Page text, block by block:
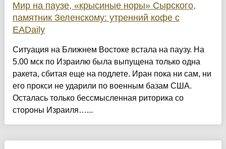
Мир на паузе, «крысиные норы» Сырского,
памятник Зеленскому: утренний кофе с
EADaily
Ситуация на Ближнем Востоке встала на паузу. На
5.00 мск по Израилю была выпущена только одна
ракета, сбитая еще на подлете. Иран пока ни сам, ни
его прокси не ударили по военным базам США.
Осталась только бессмысленная риторика со
стороны Израиля…...